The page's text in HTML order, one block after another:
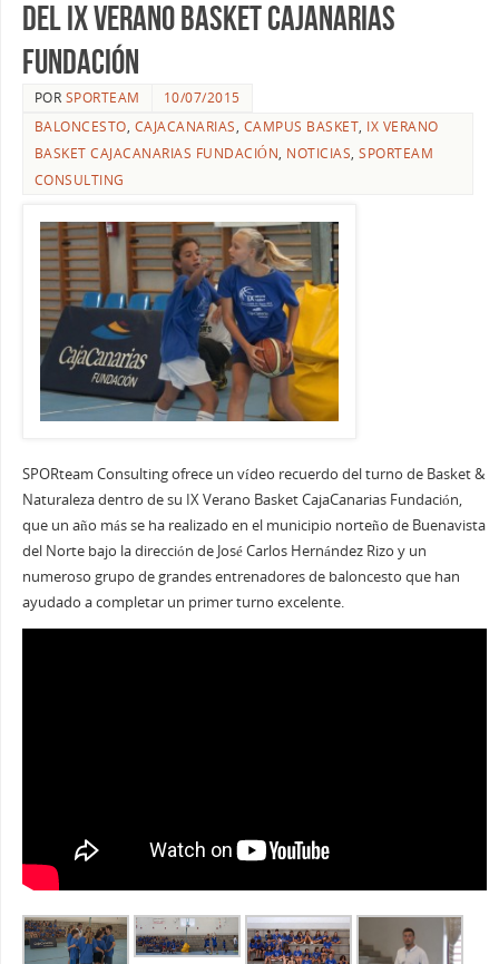
del IX Verano Basket Cajanarias
Fundación
POR SPORTEAM
10/07/2015
BALONCESTO, CAJACANARIAS, CAMPUS BASKET, IX VERANO
BASKET CAJACANARIAS FUNDACIÓN, NOTICIAS,SPORTEAM
CONSULTING
SPORteam Consulting ofrece un vídeo recuerdo del turno de Basket &
Naturaleza dentro de su IX Verano Basket CajaCanarias Fundación,
que un año más se ha realizado en el municipio norteño de Buenavista
del Norte bajo la dirección de José Carlos Hernández Rizo y un
numeroso grupo de grandes entrenadores de baloncesto que han
ayudado a completar un primer turno excelente.